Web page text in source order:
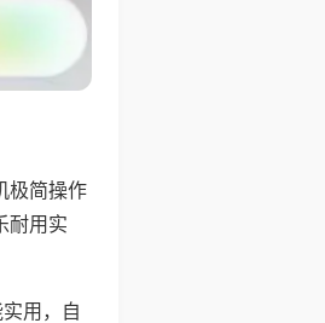
极简操作
耐用实
用，自